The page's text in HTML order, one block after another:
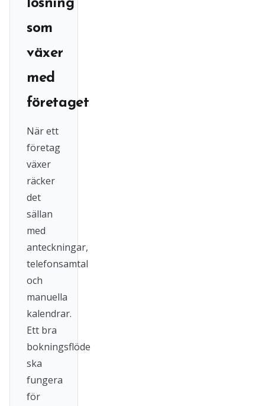
lösning
som
växer
med
företaget
När ett
företag
växer
räcker
det
sällan
med
anteckningar,
telefonsamtal
och
manuella
kalendrar.
Ett bra
bokningsflöde
ska
fungera
för